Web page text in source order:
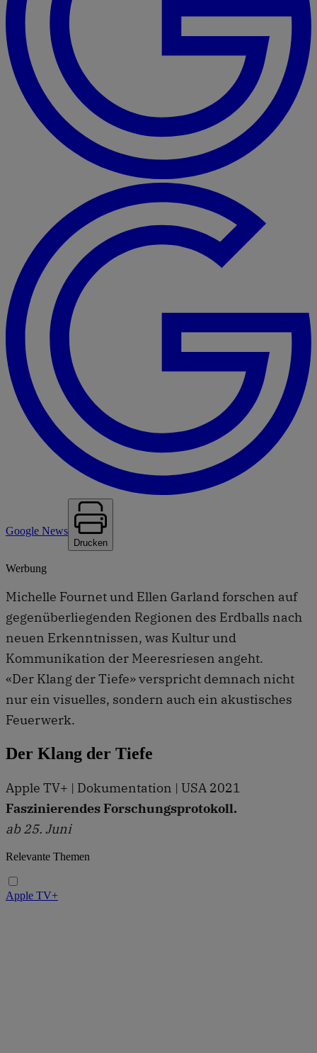
Google News
Drucken
Werbung
Michelle Fournet und Ellen Garland forschen auf
gegenüberliegenden Regionen des Erdballs nach
neuen Erkenntnissen, was Kultur und
Kommunikation der Meeresriesen angeht.
«Der Klang der Tiefe» verspricht demnach nicht
nur ein visuelles, sondern auch ein akustisches
Feuerwerk.
Der Klang der Tiefe
Apple TV+ | Dokumentation | USA 2021
Faszinierendes Forschungsprotokoll.
ab 25. Juni
Relevante Themen
Apple TV+